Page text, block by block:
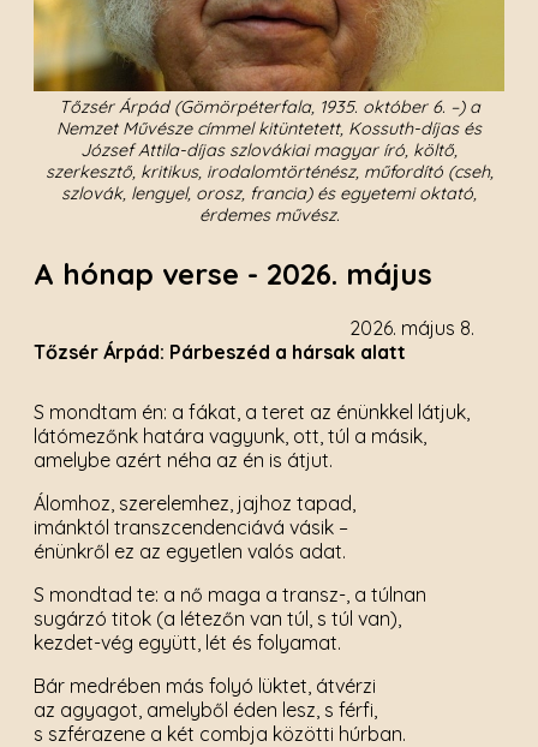
Tőzsér Árpád (Gömörpéterfala, 1935. október 6. –) a
Nemzet Művésze címmel kitüntetett, Kossuth-díjas és
József Attila-díjas szlovákiai magyar író, költő,
szerkesztő, kritikus, irodalomtörténész, műfordító (cseh,
szlovák, lengyel, orosz, francia) és egyetemi oktató,
érdemes művész.
A hónap verse - 2026. május
2026. május 8.
Tőzsér Árpád: Párbeszéd a hársak alatt
S mondtam én: a fákat, a teret az énünkkel látjuk,
látómezőnk határa vagyunk, ott, túl a másik,
amelybe azért néha az én is átjut.
Álomhoz, szerelemhez, jajhoz tapad,
imánktól transzcendenciává vásik –
énünkről ez az egyetlen valós adat.
S mondtad te: a nő maga a transz-, a túlnan
sugárzó titok (a létezőn van túl, s túl van),
kezdet-vég együtt, lét és folyamat.
Bár medrében más folyó lüktet, átvérzi
az agyagot, amelyből éden lesz, s férfi,
s szférazene a két combja közötti húrban.